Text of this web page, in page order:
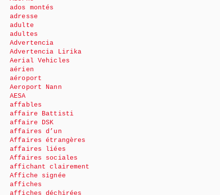
ados montés
adresse
adulte
adultes
Advertencia
Advertencia Lirika
Aerial Vehicles
aérien
aéroport
Aeroport Nann
AESA
affables
affaire Battisti
affaire DSK
affaires d’un
Affaires étrangères
affaires liées
Affaires sociales
affichant clairement
Affiche signée
affiches
affiches déchirées